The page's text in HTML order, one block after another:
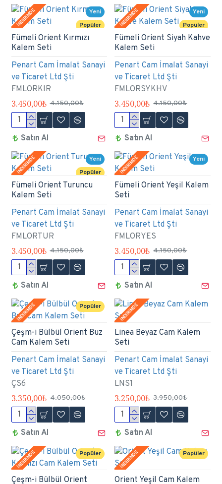
Yeni
Popüler
İNDİRİMDE
Penart Cam İmalat Sanayi
ve Ticaret Ltd Şti
FMLORKIR
Fümeli Orient Kırmızı
Kalem Seti
3.450,00₺ 4.150,00₺
Satın Al
Yeni
Popüler
İNDİRİMDE
Penart Cam İmalat Sanayi
ve Ticaret Ltd Şti
FMLORSYKHV
Fümeli Orient Siyah Kahve
Kalem Seti
3.450,00₺ 4.150,00₺
Satın Al
Yeni
Popüler
İNDİRİMDE
Penart Cam İmalat Sanayi
ve Ticaret Ltd Şti
FMLORTUR
Fümeli Orient Turuncu
Kalem Seti
3.450,00₺ 4.150,00₺
Satın Al
Yeni
İNDİRİMDE
Penart Cam İmalat Sanayi
ve Ticaret Ltd Şti
FMLORYES
Fümeli Orient Yeşil Kalem
Seti
3.450,00₺ 4.150,00₺
Satın Al
Popüler
İNDİRİMDE
Penart Cam İmalat Sanayi
ve Ticaret Ltd Şti
ÇS6
Çeşm-i Bülbül Orient Buz
Cam Kalem Seti
3.350,00₺ 4.050,00₺
Satın Al
İNDİRİMDE
Penart Cam İmalat Sanayi
ve Ticaret Ltd Şti
LNS1
Linea Beyaz Cam Kalem
Seti
3.250,00₺ 3.950,00₺
Satın Al
Popüler
İNDİRİMDE
Çeşm-i Bülbül Orient
Popüler
İNDİRİMDE
Orient Yeşil Cam Kalem